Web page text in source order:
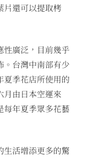
片還可以提取栲
性廣泛，目前幾乎
。台灣中南部有少
夏季花店所使用的
月由日本空運來
每年夏季眾多花藝
生活增添更多的驚